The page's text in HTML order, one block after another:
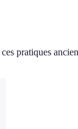
pratiques